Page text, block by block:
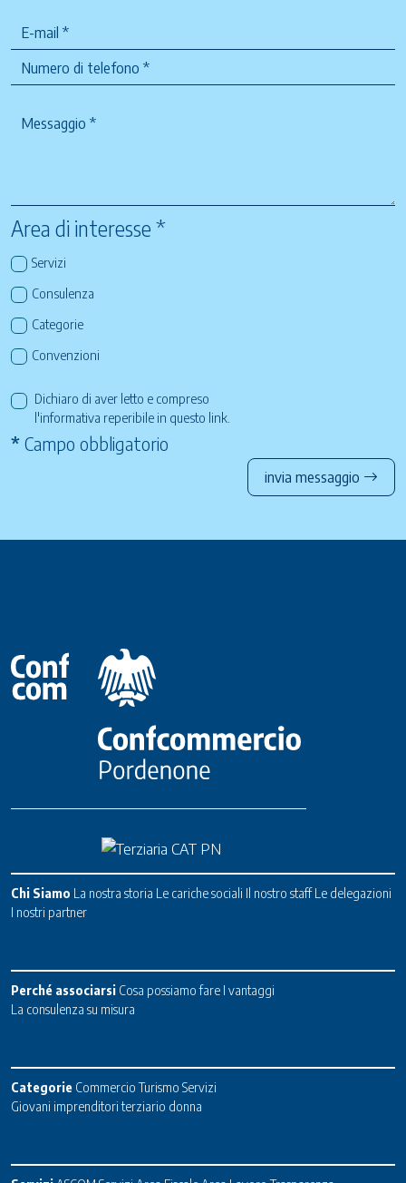
Area di interesse *
Servizi
Consulenza
Categorie
Convenzioni
Dichiaro di aver letto e compreso
l'informativa reperibile in questo link
* Campo obbligatorio
invia messaggio
Chi Siamo La nostra storia Le cariche sociali Il nostro staff Le delegazioni
I nostri partner
Perché associarsi Cosa possiamo fare I vantaggi
La consulenza su misura
Categorie Commercio Turismo Servizi
Giovani imprenditori terziario donna